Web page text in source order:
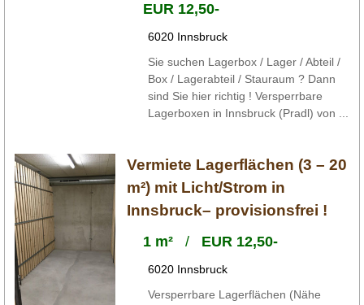
EUR 12,50-
6020 Innsbruck
Sie suchen Lagerbox / Lager / Abteil /
Box / Lagerabteil / Stauraum ? Dann
sind Sie hier richtig ! Versperrbare
Lagerboxen in Innsbruck (Pradl) von ...
Vermiete Lagerflächen (3 – 20
m²) mit Licht/Strom in
Innsbruck– provisionsfrei !
1 m²/ EUR 12,50-
6020 Innsbruck
Versperrbare Lagerflächen (Nähe